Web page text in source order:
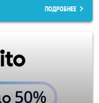
ПОДРОБНЕЕ